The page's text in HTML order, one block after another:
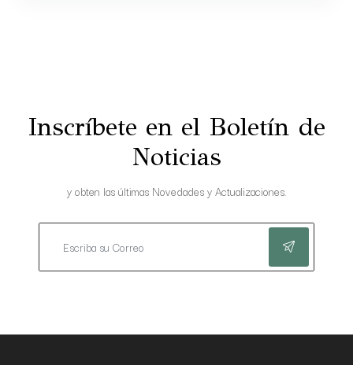
Inscríbete en el Boletín de
Noticias
y obten las últimas Novedades y Actualizaciones.